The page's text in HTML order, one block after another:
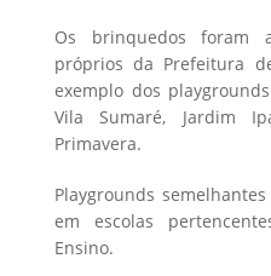
Os brinquedos foram
próprios da Prefeitura
exemplo dos
Vila Sumaré, Jardim
Primavera.
Playgrounds
em escolas
Ensino.